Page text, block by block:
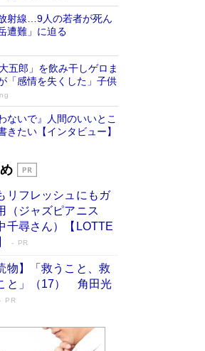
射線…9人の若者が死ん
遭難」に迫る
五郎」を飲み干しゲロま
「感情を失くした」子供
ないで』人間のいいとこ
きたい【インタビュー】
い 「老後レス時代」
な……」90歳になった作
とり暮らしの生活を明か
『白夜行』など代表作が
］
Book Bang
け新書がベスト3を独
リフレッシュにもガ
（ジャズピアニス
千尋さん）【LOTTE
PR
物】「救うこと、救
と」（17） 角田光
PR